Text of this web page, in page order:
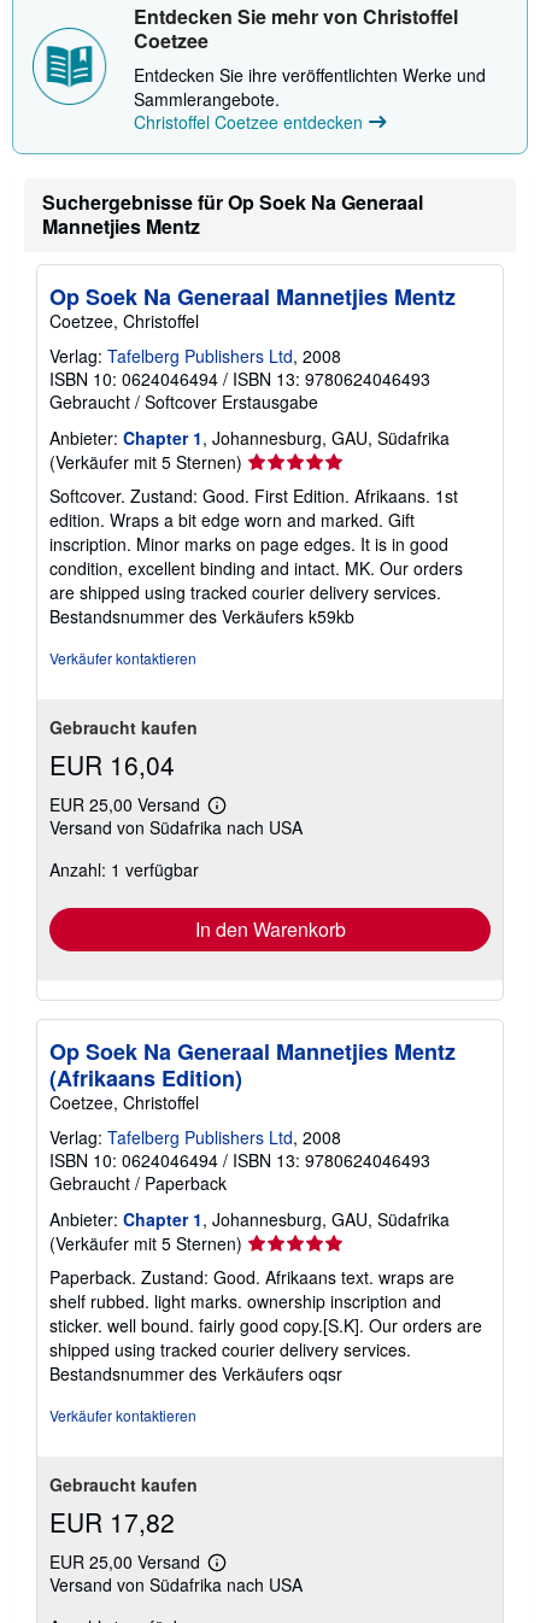
Entdecken Sie mehr von Christoffel
Coetzee
Entdecken Sie ihre veröffentlichten Werke und
Sammlerangebote.
Christoffel Coetzee entdecken
Suchergebnisse für Op Soek Na Generaal
Mannetjies Mentz
Op Soek Na Generaal Mannetjies Mentz
Coetzee, Christoffel
Verlag: Tafelberg Publishers Ltd, 2008
ISBN 10: 0624046494 / ISBN 13: 9780624046493
Gebraucht / Softcover Erstausgabe
Anbieter: Chapter 1, Johannesburg, GAU, Südafrika
(Verkäufer mit 5 Sternen) Verkäuferbewertung
von
5
Sternen
Softcover. Zustand: Good. First Edition. Afrikaans. 1st
edition. Wraps a bit edge worn and marked. Gift
inscription. Minor marks on page edges. It is in good
condition, excellent binding and intact. MK. Our orders
are shipped using tracked courier delivery services.
Bestandsnummer des Verkäufers k59kb
Verkäufer kontaktieren
Gebraucht kaufen
EUR 16,04
EUR 25,00 Versand
Weitere
Informationen
Versand von Südafrika nach USA
Anzahl: 1 verfügbar
In den Warenkorb
Op Soek Na Generaal Mannetjies Mentz
(Afrikaans Edition)
Coetzee, Christoffel
Verlag: Tafelberg Publishers Ltd, 2008
ISBN 10: 0624046494 / ISBN 13: 9780624046493
Gebraucht / Paperback
Anbieter: Chapter 1, Johannesburg, GAU, Südafrika
(Verkäufer mit 5 Sternen) Verkäuferbewertung
5
von
5
Sternen
Paperback. Zustand: Good. Afrikaans text. wraps are
shelf rubbed. light marks. ownership inscription and
sticker. well bound. fairly good copy.[S.K]. Our orders are
shipped using tracked courier delivery services.
Bestandsnummer des Verkäufers oqsr
Verkäufer kontaktieren
Gebraucht kaufen
EUR 17,82
EUR 25,00 Versand
Weitere
Informationen
Versand von Südafrika nach USA